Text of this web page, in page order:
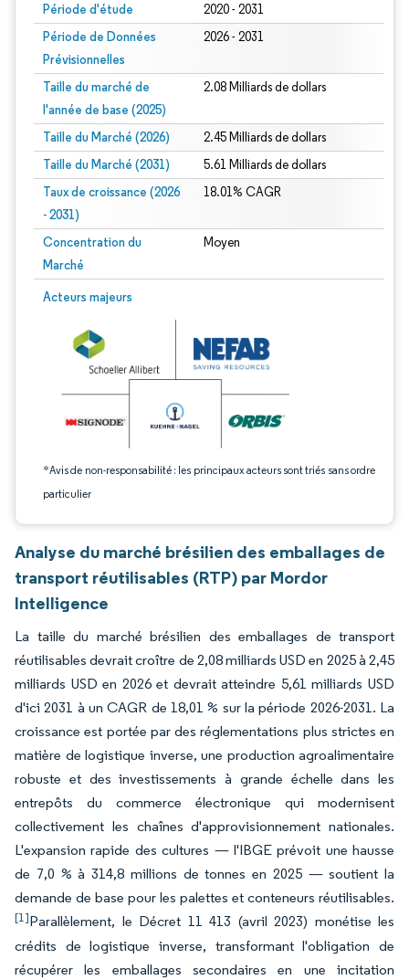
Période d'étude 2020 - 2031
Période de Données
Prévisionnelles
2026 - 2031
Taille du marché de
l'année de base (2025)
2.08 Milliards de dollars
Taille du Marché (2026) 2.45 Milliards de dollars
Taille du Marché (2031) 5.61 Milliards de dollars
Taux de croissance (2026
- 2031)
18.01% CAGR
Concentration du
Marché
Moyen
Acteurs majeurs
*Avis de non-responsabilité : les principaux acteurs sont triés sans ordre
particulier
Image © Mordor Intelligence. La réutilisation nécessite une attribution sous CC
Analyse du marché brésilien des emballages de
transport réutilisables (RTP) par Mordor
Intelligence
La taille du marché brésilien des emballages de transport
réutilisables devrait croître de 2,08 milliards USD en 2025 à 2,45
milliards USD en 2026 et devrait atteindre 5,61 milliards USD
d'ici 2031 à un CAGR de 18,01 % sur la période 2026-2031. La
croissance est portée par des réglementations plus strictes en
matière de logistique inverse, une production agroalimentaire
robuste et des investissements à grande échelle dans les
entrepôts du commerce électronique qui modernisent
collectivement les chaînes d'approvisionnement nationales.
L'expansion rapide des cultures — l'IBGE prévoit une hausse
de 7,0 % à 314,8 millions de tonnes en 2025 — soutient la
demande de base pour les palettes et conteneurs réutilisables.
[1]Parallèlement, le Décret 11 413 (avril 2023) monétise les
crédits de logistique inverse, transformant l'obligation de
récupérer les emballages secondaires en une incitation